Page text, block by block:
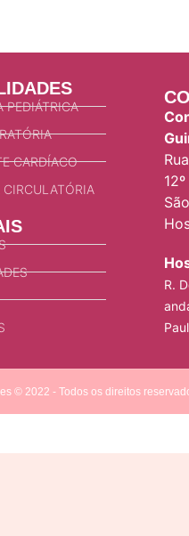
PEDIÁTRICA
CARDÍACO
R.
© 2022 - Todos os direitos